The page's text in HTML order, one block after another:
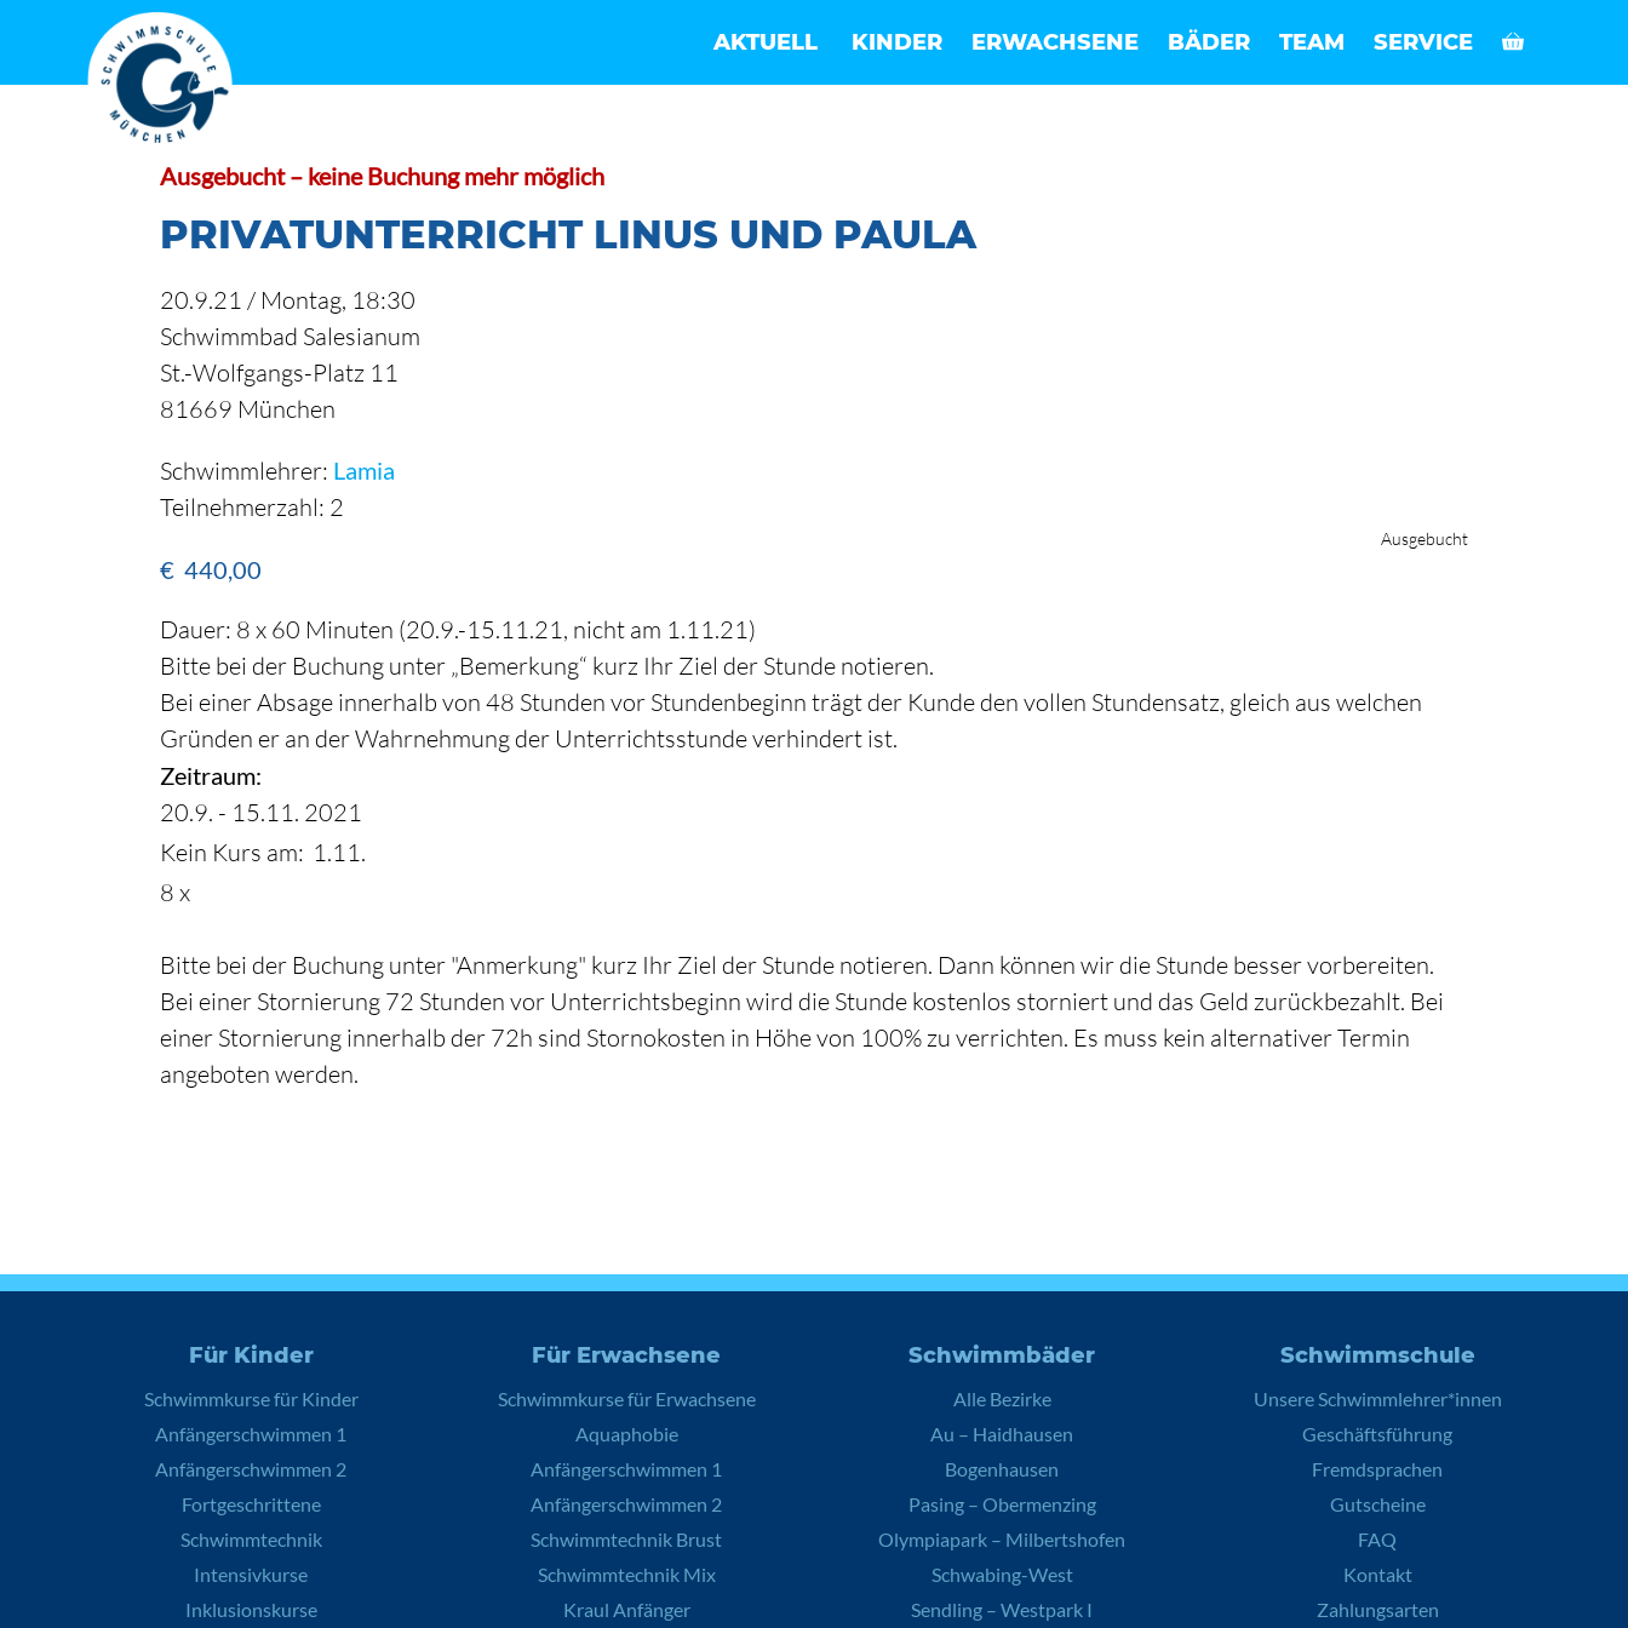
springen
AKTUELL KINDER ERWACHSENE BÄDER TEAM SERVICE
Ausgebucht – keine Buchung mehr möglich
PRIVATUNTERRICHT LINUS UND PAULA
20.9.21 / Montag, 18:30
Schwimmbad Salesianum
St.-Wolfgangs-Platz 11
81669 München
Schwimmlehrer: Lamia
Teilnehmerzahl: 2
Ausgebucht
€ 440,00
Dauer: 8 x 60 Minuten (20.9.-15.11.21, nicht am 1.11.21)
Bitte bei der Buchung unter „Bemerkung“ kurz Ihr Ziel der Stunde notieren.
Bei einer Absage innerhalb von 48 Stunden vor Stundenbeginn trägt der Kunde den vollen Stundensatz, gleich aus welchen
Gründen er an der Wahrnehmung der Unterrichtsstunde verhindert ist.
Zeitraum:
20.9. - 15.11. 2021
Kein Kurs am: 1.11.
8 x
Bitte bei der Buchung unter "Anmerkung" kurz Ihr Ziel der Stunde notieren. Dann können wir die Stunde besser vorbereiten.
Bei einer Stornierung 72 Stunden vor Unterrichtsbeginn wird die Stunde kostenlos storniert und das Geld zurückbezahlt. Bei
einer Stornierung innerhalb der 72h sind Stornokosten in Höhe von 100% zu verrichten. Es muss kein alternativer Termin
angeboten werden.
Für Kinder
Schwimmkurse für Kinder
Anfängerschwimmen 1
Anfängerschwimmen 2
Fortgeschrittene
Schwimmtechnik
Intensivkurse
Inklusionskurse
Für Erwachsene
Schwimmkurse für Erwachsene
Aquaphobie
Anfängerschwimmen 1
Anfängerschwimmen 2
Schwimmtechnik Brust
Schwimmtechnik Mix
Kraul Anfänger
Schwimmbäder
Alle Bezirke
Au – Haidhausen
Bogenhausen
Pasing – Obermenzing
Olympiapark – Milbertshofen
Schwabing-West
Sendling – Westpark I
Schwimmschule
Unsere Schwimmlehrer*innen
Geschäftsführung
Fremdsprachen
Gutscheine
FAQ
Kontakt
Zahlungsarten